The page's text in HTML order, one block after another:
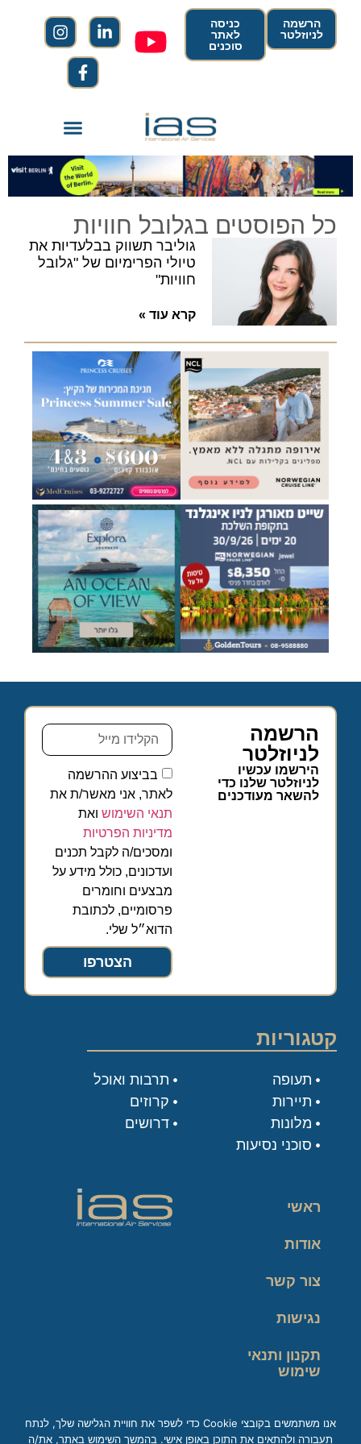
הרשמה
לניוזלטר
כניסה
לאתר
סוכנים
כל הפוסטים בגלובל חוויות
גוליבר תשווק בבלעדיות את
טיולי הפרימיום של "גלובל
חוויות"
קרא עוד »
הרשמה
לניוזלטר
הירשמו עכשיו
לניוזלטר שלנו כדי
להשאר מעודכנים
בביצוע ההרשמה
לאתר, אני מאשר/ת את
תנאי השימוש ואת
מדיניות הפרטיות
ומסכים/ה לקבל תכנים
ועדכונים, כולל מידע על
מבצעים וחומרים
פרסומיים, לכתובת
הדוא״ל שלי.
הצטרפו
קטגוריות
תעופה
תיירות
מלונות
סוכני נסיעות
תרבות ואוכל
קרוזים
דרושים
ראשי
אודות
צור קשר
נגישות
תקנון ותנאי
שימוש
אנו משתמשים בקובצי Cookie כדי לשפר את חוויית הגלישה שלך, לנתח
תעבורה ולהתאים את התוכן באופן אישי. בהמשך השימוש באתר, את/ה